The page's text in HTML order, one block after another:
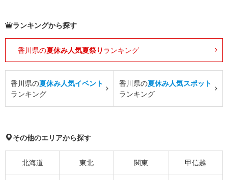
ランキングから探す
香川県の夏休み人気夏祭り ランキング
香川県の夏休み人気イベント
ランキング
香川県の夏休み人気スポット
ランキング
その他のエリアから探す
北海道 東北 関東 甲信越